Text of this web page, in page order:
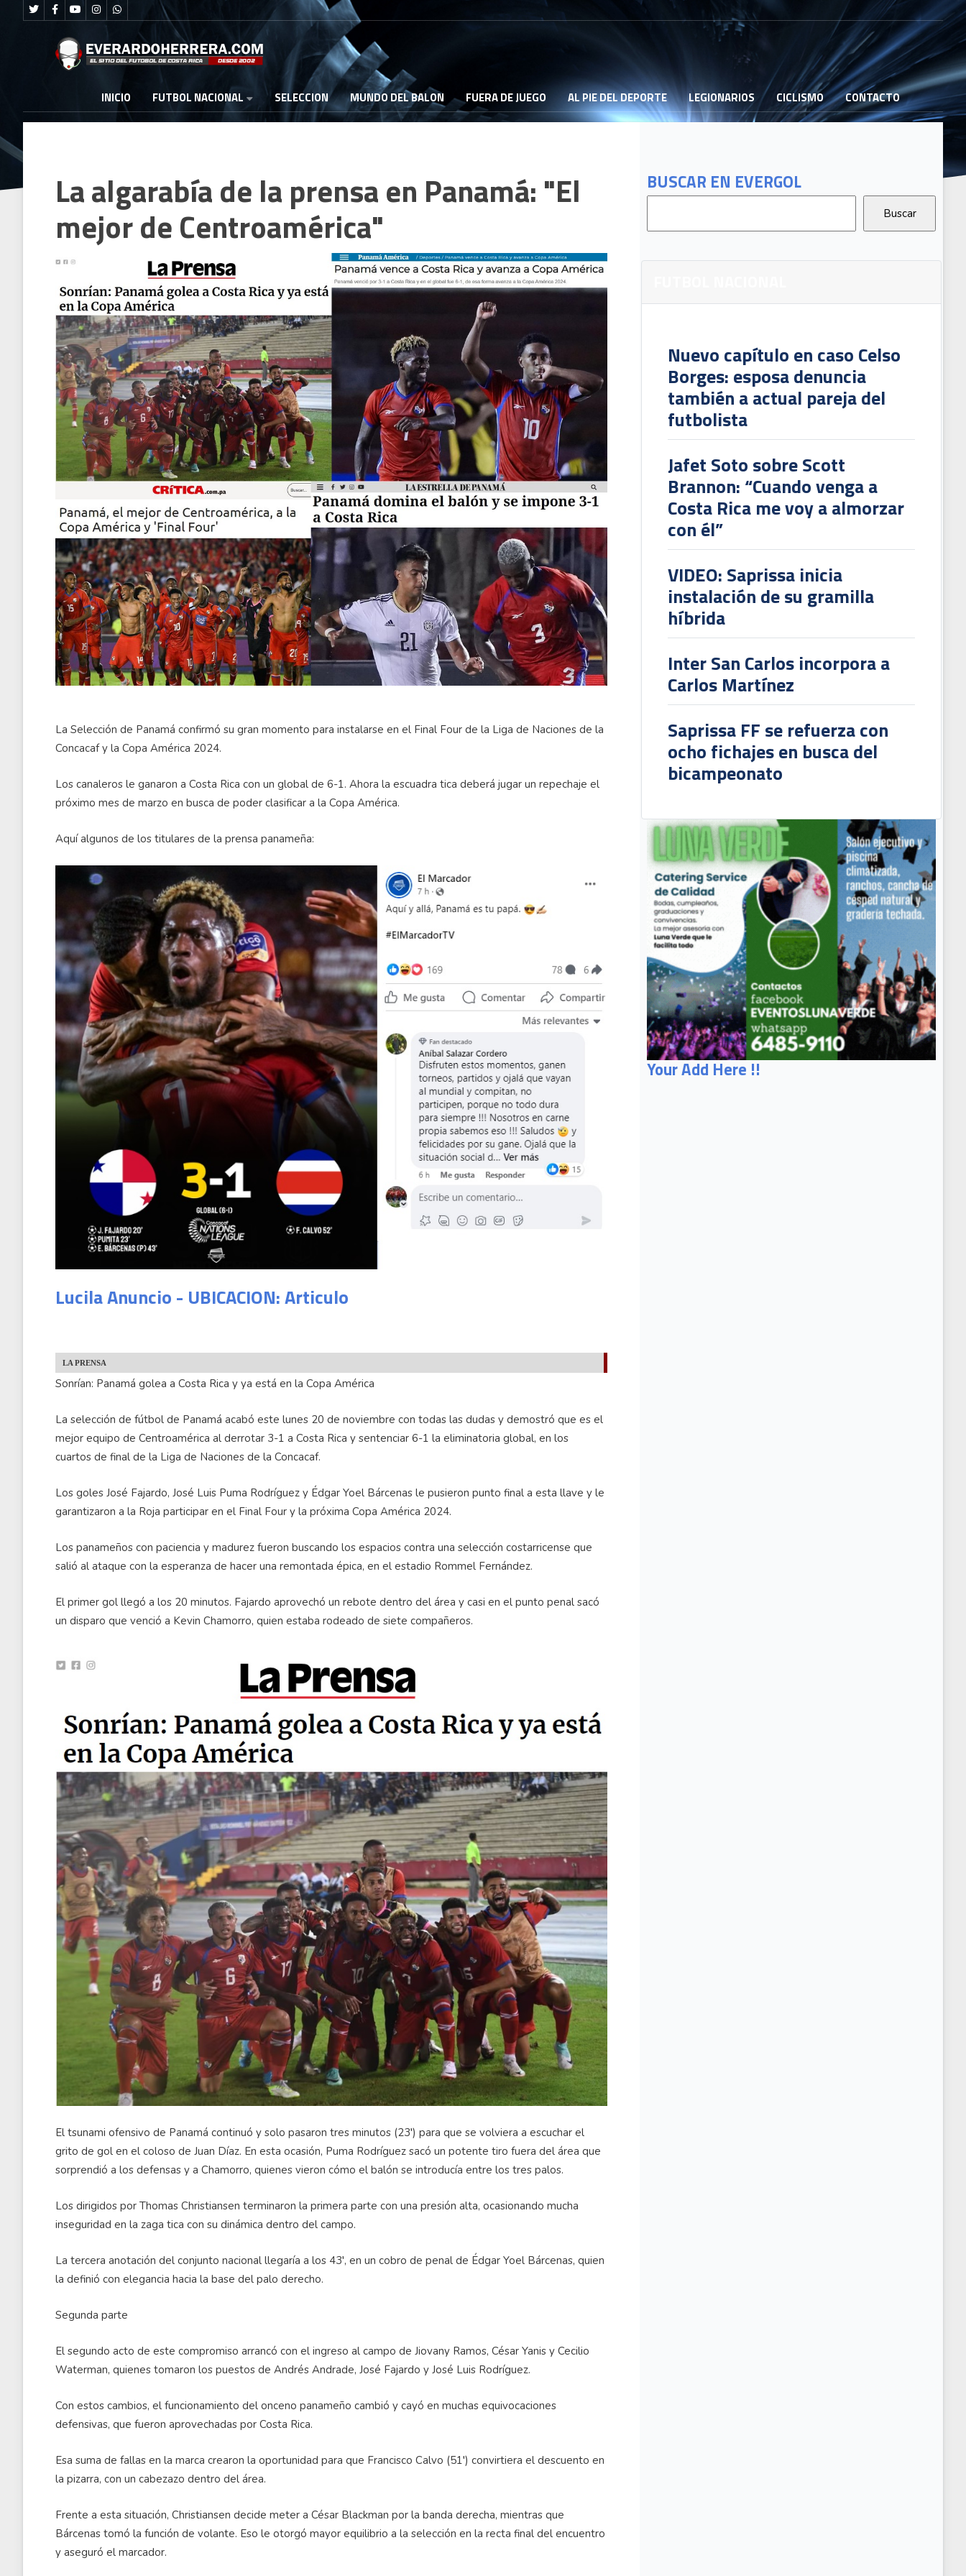
INICIO FUTBOL NACIONAL SELECCION MUNDO DEL BALON FUERA DE JUEGO AL PIE DEL DEPORTE LEGIONARIOS CICLISMO CONTACTO
BUSCAR EN EVERGOL
Nuevo capítulo en caso Celso
Borges: esposa denuncia
también a actual pareja del
futbolista
Jafet Soto sobre Scott
Brannon: “Cuando venga a
Costa Rica me voy a almorzar
con él”
VIDEO: Saprissa inicia
instalación de su gramilla
híbrida
Inter San Carlos incorpora a
Carlos Martínez
Saprissa FF se refuerza con
ocho fichajes en busca del
bicampeonato
Your Add Here !!
La algarabía de la prensa en Panamá: "El
mejor de Centroamérica"
La Selección de Panamá confirmó su gran momento para instalarse en el Final Four de la Liga de Naciones de la
Concacaf y la Copa América 2024.
Los canaleros le ganaron a Costa Rica con un global de 6-1. Ahora la escuadra tica deberá jugar un repechaje el
próximo mes de marzo en busca de poder clasificar a la Copa América.
Aquí algunos de los titulares de la prensa panameña:
Lucila Anuncio - UBICACION: Articulo
LA PRENSA
Sonrían: Panamá golea a Costa Rica y ya está en la Copa América
La selección de fútbol de Panamá acabó este lunes 20 de noviembre con todas las dudas y demostró que es el
mejor equipo de Centroamérica al derrotar 3-1 a Costa Rica y sentenciar 6-1 la eliminatoria global, en los
cuartos de final de la Liga de Naciones de la Concacaf.
Los goles José Fajardo, José Luis Puma Rodríguez y Édgar Yoel Bárcenas le pusieron punto final a esta llave y le
garantizaron a la Roja participar en el Final Four y la próxima Copa América 2024.
Los panameños con paciencia y madurez fueron buscando los espacios contra una selección costarricense que
salió al ataque con la esperanza de hacer una remontada épica, en el estadio Rommel Fernández.
El primer gol llegó a los 20 minutos. Fajardo aprovechó un rebote dentro del área y casi en el punto penal sacó
un disparo que venció a Kevin Chamorro, quien estaba rodeado de siete compañeros.
El tsunami ofensivo de Panamá continuó y solo pasaron tres minutos (23′) para que se volviera a escuchar el
grito de gol en el coloso de Juan Díaz. En esta ocasión, Puma Rodríguez sacó un potente tiro fuera del área que
sorprendió a los defensas y a Chamorro, quienes vieron cómo el balón se introducía entre los tres palos.
Los dirigidos por Thomas Christiansen terminaron la primera parte con una presión alta, ocasionando mucha
inseguridad en la zaga tica con su dinámica dentro del campo.
La tercera anotación del conjunto nacional llegaría a los 43′, en un cobro de penal de Édgar Yoel Bárcenas, quien
la definió con elegancia hacia la base del palo derecho.
Segunda parte
El segundo acto de este compromiso arrancó con el ingreso al campo de Jiovany Ramos, César Yanis y Cecilio
Waterman, quienes tomaron los puestos de Andrés Andrade, José Fajardo y José Luis Rodríguez.
Con estos cambios, el funcionamiento del onceno panameño cambió y cayó en muchas equivocaciones
defensivas, que fueron aprovechadas por Costa Rica.
Esa suma de fallas en la marca crearon la oportunidad para que Francisco Calvo (51′) convirtiera el descuento en
la pizarra, con un cabezazo dentro del área.
Frente a esta situación, Christiansen decide meter a César Blackman por la banda derecha, mientras que
Bárcenas tomó la función de volante. Eso le otorgó mayor equilibrio a la selección en la recta final del encuentro
y aseguró el marcador.